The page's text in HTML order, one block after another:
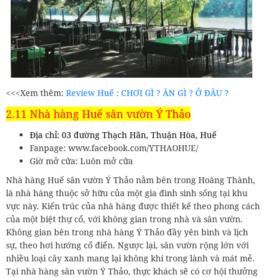
<<<Xem thêm: Review Huế : CHƠI GÌ ? ĂN GÌ ? Ở ĐÂU ?
2.11 Nhà hàng Huế sân vườn Ý Thảo
Địa chỉ: 03 đường Thạch Hãn, Thuận Hòa, Huế
Fanpage: www.facebook.com/YTHAOHUE/
Giờ mở cửa: Luôn mở cửa
Nhà hàng Huế sân vườn Ý Thảo nằm bên trong Hoàng Thành,
là nhà hàng thuộc sở hữu của một gia đình sinh sống tại khu
vực này. Kiến trúc của nhà hàng được thiết kế theo phong cách
của một biệt thự cổ, với không gian trong nhà và sân vườn.
Không gian bên trong nhà hàng Ý Thảo đầy yên bình và lịch
sự, theo hơi hướng cổ điển. Ngược lại, sân vườn rộng lớn với
nhiều loại cây xanh mang lại không khí trong lành và mát mẻ.
Tại nhà hàng sân vườn Ý Thảo, thực khách sẽ có cơ hội thưởng